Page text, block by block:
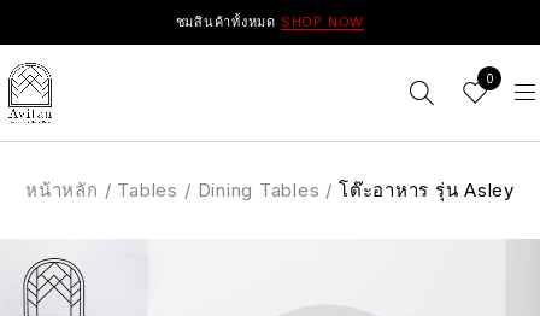
ชมสินค้าทั้งหมด SHOP NOW
0
หน้าหลัก / Tables / Dining Tables / โต๊ะอาหาร รุ่น Asley